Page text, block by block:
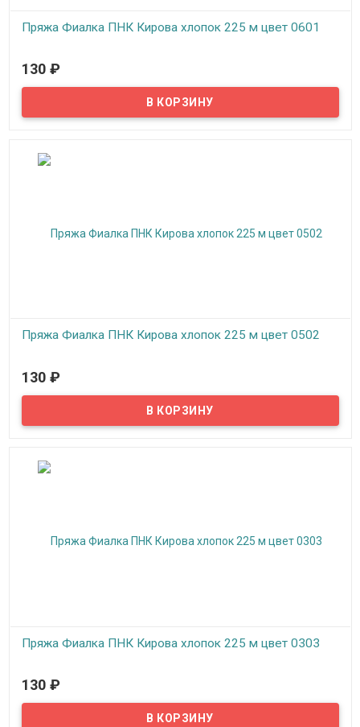
Пряжа Фиалка ПНК Кирова хлопок 225 м цвет 0601
подходит для машинного вязания, можно вязать верхний
трикотаж, скатерти, салфетки, покрывала, пледы.
130 ₽
Пряжа Фиалка ПНК Кирова хлопок 225 м цвет 0502
подходит для машинного вязания, можно вязать верхний
трикотаж, скатерти, салфетки, покрывала, пледы.
130 ₽
Пряжа Фиалка ПНК Кирова хлопок 225 м цвет 0303
подходит для машинного вязания, можно вязать верхний
трикотаж, скатерти, салфетки, покрывала, пледы.
130 ₽